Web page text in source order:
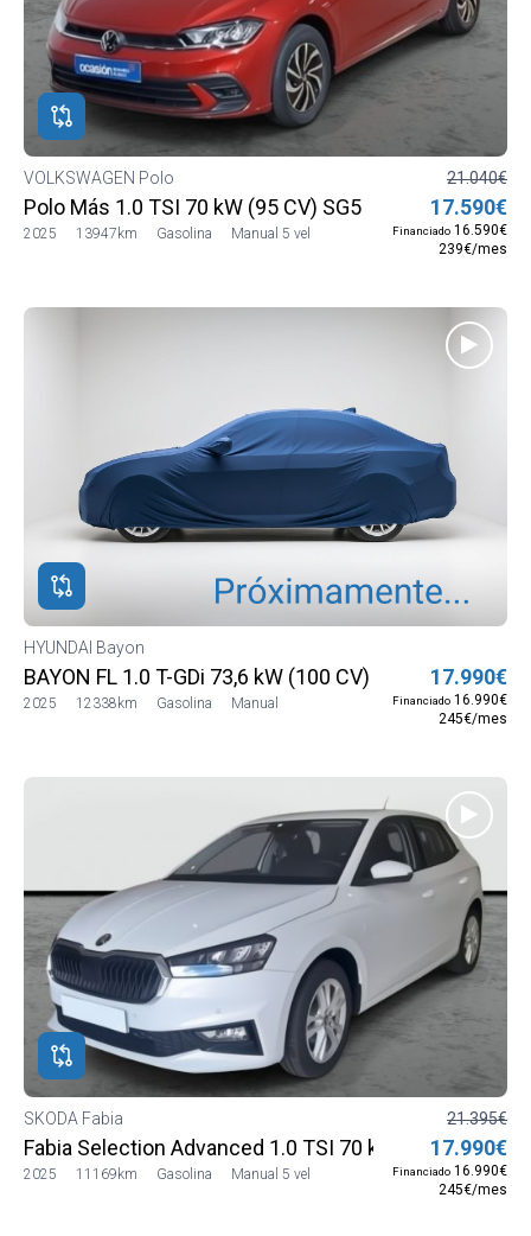
VOLKSWAGEN Polo
Polo Más 1.0 TSI 70 kW (95 CV) SG5
2025 13947km Gasolina Manual 5 vel
21.040€
17.590€
Financiado 16.590€
239€/mes
HYUNDAI Bayon
BAYON FL 1.0 T-GDi 73,6 kW (100 CV) Híbrido 48V
2025 12338km Gasolina Manual
17.990€
Financiado 16.990€
245€/mes
SKODA Fabia
Fabia Selection Advanced 1.0 TSI 70 kW (95 CV) Man
2025 11169km Gasolina Manual 5 vel
21.395€
17.990€
Financiado 16.990€
245€/mes